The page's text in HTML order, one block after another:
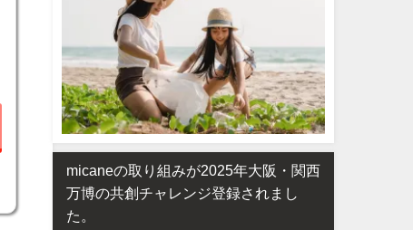
micaneの取り組みが2025年大阪・関西
万博の共創チャレンジ登録されまし
た。